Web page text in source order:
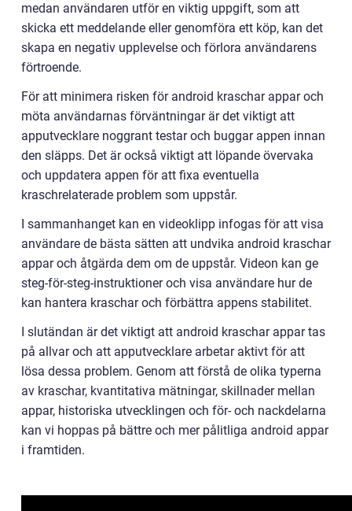
medan användaren utför en viktig uppgift, som att
skicka ett meddelande eller genomföra ett köp, kan det
skapa en negativ upplevelse och förlora användarens
förtroende.
För att minimera risken för android kraschar appar och
möta användarnas förväntningar är det viktigt att
apputvecklare noggrant testar och buggar appen innan
den släpps. Det är också viktigt att löpande övervaka
och uppdatera appen för att fixa eventuella
kraschrelaterade problem som uppstår.
I sammanhanget kan en videoklipp infogas för att visa
användare de bästa sätten att undvika android kraschar
appar och åtgärda dem om de uppstår. Videon kan ge
steg-för-steg-instruktioner och visa användare hur de
kan hantera kraschar och förbättra appens stabilitet.
I slutändan är det viktigt att android kraschar appar tas
på allvar och att apputvecklare arbetar aktivt för att
lösa dessa problem. Genom att förstå de olika typerna
av kraschar, kvantitativa mätningar, skillnader mellan
appar, historiska utvecklingen och för- och nackdelarna
kan vi hoppas på bättre och mer pålitliga android appar
i framtiden.